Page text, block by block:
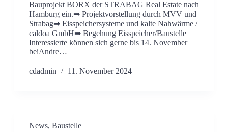
Bauprojekt BORX der STRABAG Real Estate nach
Hamburg ein.➡ Projektvorstellung durch MVV und
Strabag➡ Eisspeichersysteme und kalte Nahwärme /
caldoa GmbH➡ Begehung Eisspeicher/Baustelle
Interessierte können sich gerne bis 14. November
beiAndre…
cdadmin 11. November 2024
News, Baustelle